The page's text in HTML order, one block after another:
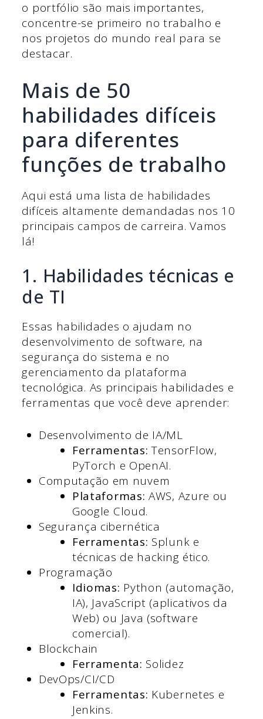
o portfólio são mais importantes,
concentre-se primeiro no trabalho e
nos projetos do mundo real para se
destacar.
Mais de 50
habilidades difíceis
para diferentes
funções de trabalho
Aqui está uma lista de habilidades
difíceis altamente demandadas nos 10
principais campos de carreira. Vamos
lá!
1. Habilidades técnicas e
de TI
Essas habilidades o ajudam no
desenvolvimento de software, na
segurança do sistema e no
gerenciamento da plataforma
tecnológica. As principais habilidades e
ferramentas que você deve aprender:
Desenvolvimento de IA/ML
Ferramentas:TensorFlow,
PyTorch e OpenAI.
Computação em nuvem
Plataformas:AWS, Azure ou
Google Cloud.
Segurança cibernética
Ferramentas: Splunk e
técnicas de hacking ético.
Programação
Idiomas: Python (automação,
IA), JavaScript (aplicativos da
Web) ou Java (software
comercial).
Blockchain
Ferramenta: Solidez
DevOps/CI/CD
Ferramentas: Kubernetes e
Jenkins.